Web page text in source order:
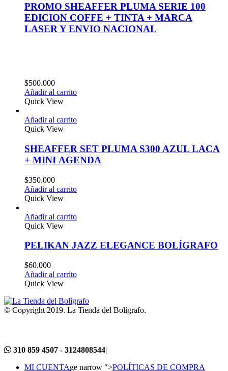
PROMO SHEAFFER PLUMA SERIE 100
EDICION COFFE + TINTA + MARCA
LASER Y ENVIO NACIONAL
$500.000
Añadir al carrito
Quick View
Añadir al carrito
Quick View
SHEAFFER SET PLUMA S300 AZUL LACA
+ MINI AGENDA
$350.000
Añadir al carrito
Quick View
Añadir al carrito
Quick View
PELIKAN JAZZ ELEGANCE BOLÍGRAFO
$60.000
Añadir al carrito
Quick View
© Copyright 2019. La Tienda del Bolígrafo.
310 859 4507 - 3124808544|
MI CUENTAge narrow ">POLÍTICAS DE COMPRA